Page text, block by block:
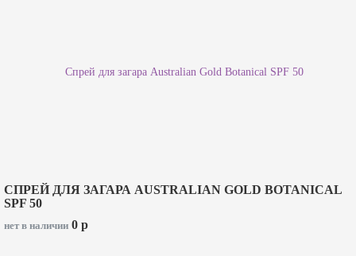
СПРЕЙ ДЛЯ ЗАГАРА AUSTRALIAN GOLD BOTANICAL
SPF 50
нет в наличии 0 p